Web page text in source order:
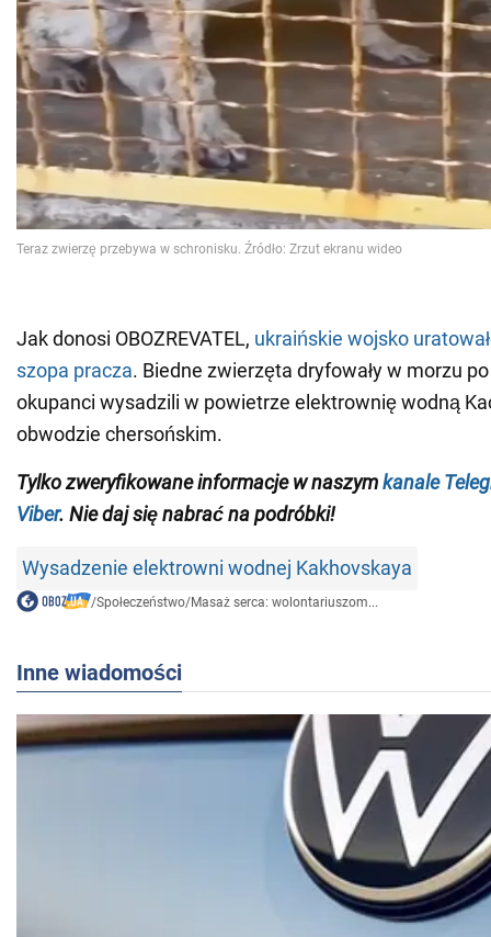
Jak donosi OBOZREVATEL, ukraińskie wojsko
szopa pracza. Biedne zwierzęta dryfowały w morzu
okupanci wysadzili w powietrze elektrownię wodną
obwodzie chersońskim.
Tylko zweryfikowane informacje w naszymkanale
Viber. Nie daj się nabrać na podróbki!
Wysadzenie elektrowni wodnej Kakhovskaya
/Społeczeństwo/Masaż serca: wolontariuszom...
Inne wiadomości